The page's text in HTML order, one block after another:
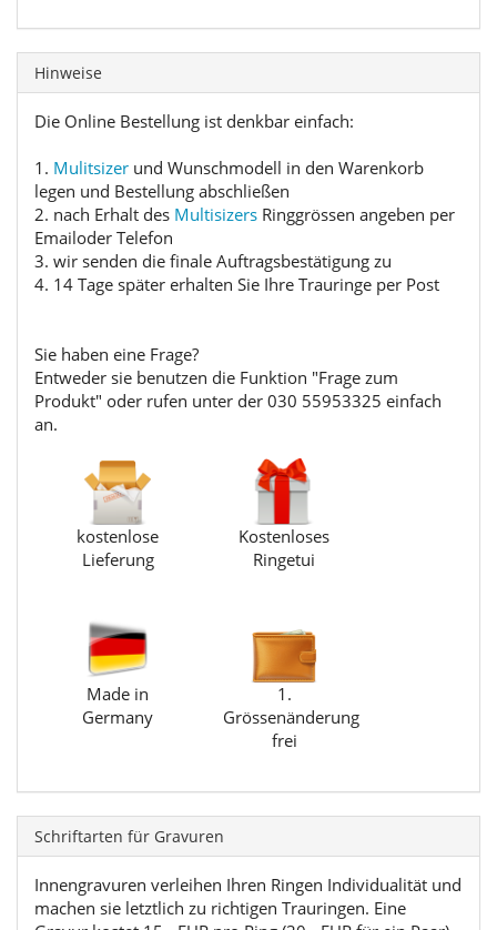
Hinweise
Die Online Bestellung ist denkbar einfach:
1. Mulitsizer und Wunschmodell in den Warenkorb
legen und Bestellung abschließen
2. nach Erhalt des Multisizers Ringgrössen angeben per
Emailoder Telefon
3. wir senden die finale Auftragsbestätigung zu
4. 14 Tage später erhalten Sie Ihre Trauringe per Post
Sie haben eine Frage?
Entweder sie benutzen die Funktion "Frage zum
Produkt" oder rufen unter der 030 55953325 einfach
an.
kostenlose
Lieferung
Kostenloses
Ringetui
Made in
Germany
1.
Grössenänderung
frei
Schriftarten für Gravuren
Innengravuren verleihen Ihren Ringen Individualität und
machen sie letztlich zu richtigen Trauringen. Eine